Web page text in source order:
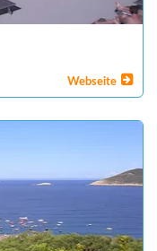
Webseite